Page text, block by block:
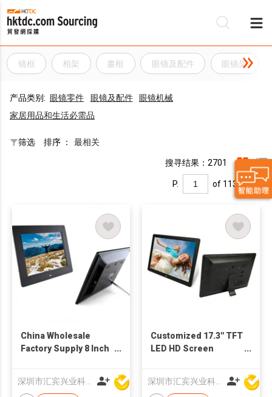
镜框 相架 畫框 眼镜及配件 眼镜架
产品类别: 眼镜零件 眼镜及配件
眼镜机械
家居用品和生活必需品
筛选 排序 ： 最相关
搜寻结果：2701
P. of 113
China Wholesale
Factory Supply 8 Inch
Advertising Display
深圳市汇宾兴业科技有限公司
Customized 17.3'' TFT
LED HD Screen
Digital Photo Frame
深圳市汇宾兴业科技有限公司